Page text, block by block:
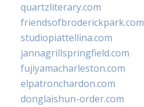
quartzliterary.com
friendsofbroderickpark.com
studiopiattellina.com
jannagrillspringfield.com
fujiyamacharleston.com
elpatronchardon.com
donglaishun-order.com